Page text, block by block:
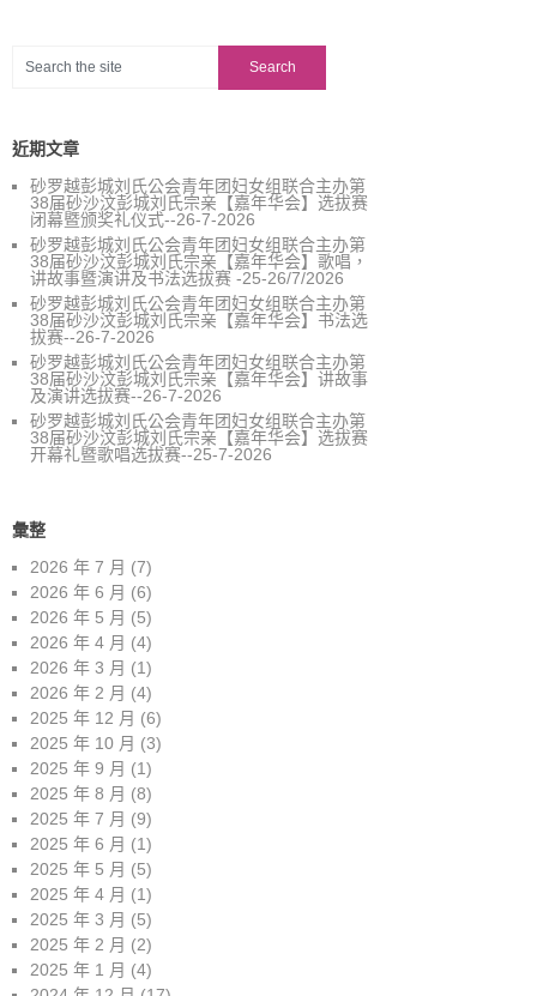
近期文章
砂罗越彭城刘氏公会青年团妇女组联合主办第
38届砂沙汶彭城刘氏宗亲【嘉年华会】选拔赛
闭幕暨颁奖礼仪式--26-7-2026
砂罗越彭城刘氏公会青年团妇女组联合主办第
38届砂沙汶彭城刘氏宗亲【嘉年华会】歌唱，
讲故事暨演讲及书法选拔赛 -25-26/7/2026
砂罗越彭城刘氏公会青年团妇女组联合主办第
38届砂沙汶彭城刘氏宗亲【嘉年华会】书法选
拔赛--26-7-2026
砂罗越彭城刘氏公会青年团妇女组联合主办第
38届砂沙汶彭城刘氏宗亲【嘉年华会】讲故事
及演讲选拔赛--26-7-2026
砂罗越彭城刘氏公会青年团妇女组联合主办第
38届砂沙汶彭城刘氏宗亲【嘉年华会】选拔赛
开幕礼暨歌唱选拔赛--25-7-2026
彙整
2026 年 7 月 (7)
2026 年 6 月 (6)
2026 年 5 月 (5)
2026 年 4 月 (4)
2026 年 3 月 (1)
2026 年 2 月 (4)
2025 年 12 月 (6)
2025 年 10 月 (3)
2025 年 9 月 (1)
2025 年 8 月 (8)
2025 年 7 月 (9)
2025 年 6 月 (1)
2025 年 5 月 (5)
2025 年 4 月 (1)
2025 年 3 月 (5)
2025 年 2 月 (2)
2025 年 1 月 (4)